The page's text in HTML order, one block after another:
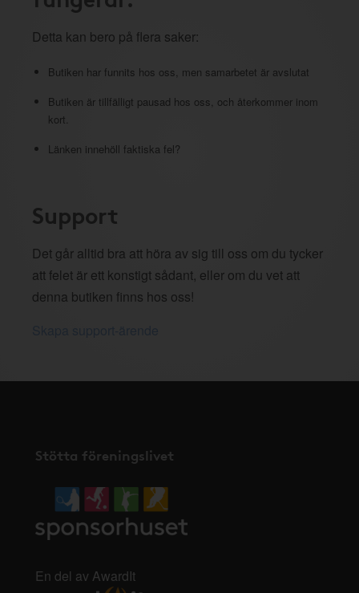
Detta kan bero på flera saker:
Butiken har funnits hos oss, men samarbetet är avslutat
Butiken är tillfälligt pausad hos oss, och återkommer inom
kort.
Länken innehöll faktiska fel?
Support
Det går alltid bra att höra av sig till oss om du tycker
att felet är ett konstigt sådant, eller om du vet att
denna butiken finns hos oss!
Stötta föreningslivet
En del av AwardIt